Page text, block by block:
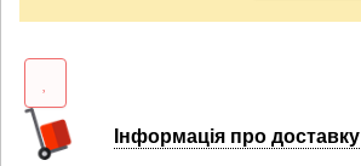
Інформація про доставку